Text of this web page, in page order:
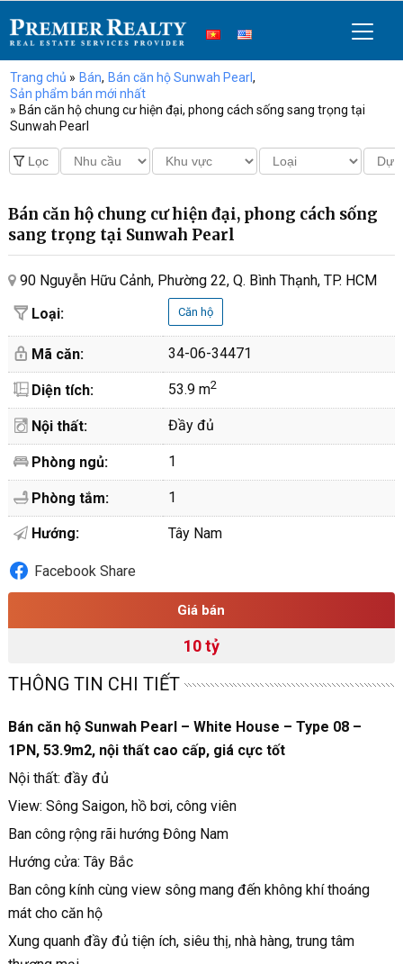
Trang chủ » Bán, Bán căn hộ Sunwah Pearl,
Sản phẩm bán mới nhất
» Bán căn hộ chung cư hiện đại, phong cách sống sang trọng tại
Sunwah Pearl
Bán căn hộ chung cư hiện đại, phong cách sống
sang trọng tại Sunwah Pearl
90 Nguyễn Hữu Cảnh, Phường 22, Q. Bình Thạnh, TP. HCM
Loại:
Căn hộ
Mã căn: 34-06-34471
Diện tích: 53.9 m2
Nội thất: Đầy đủ
Phòng ngủ: 1
Phòng tắm: 1
Hướng: Tây Nam
Facebook Share
Giá bán
10 tỷ
THÔNG TIN CHI TIẾT
Bán căn hộ Sunwah Pearl – White House – Type 08 –
1PN, 53.9m2, nội thất cao cấp, giá cực tốt
Nội thất: đầy đủ
View: Sông Saigon, hồ bơi, công viên
Ban công rộng rãi hướng Đông Nam
Hướng cửa: Tây Bắc
Ban công kính cùng view sông mang đến không khí thoáng
mát cho căn hộ
Xung quanh đầy đủ tiện ích, siêu thị, nhà hàng, trung tâm